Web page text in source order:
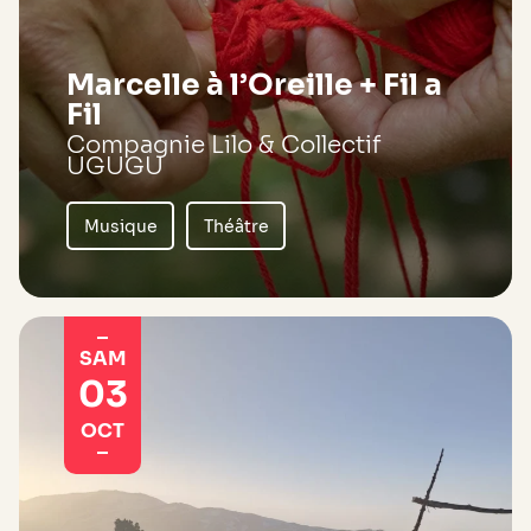
Marcelle à l’Oreille + Fil a
Fil
Compagnie Lilo & Collectif
UGUGU
Musique Théâtre
SAM
03
OCT